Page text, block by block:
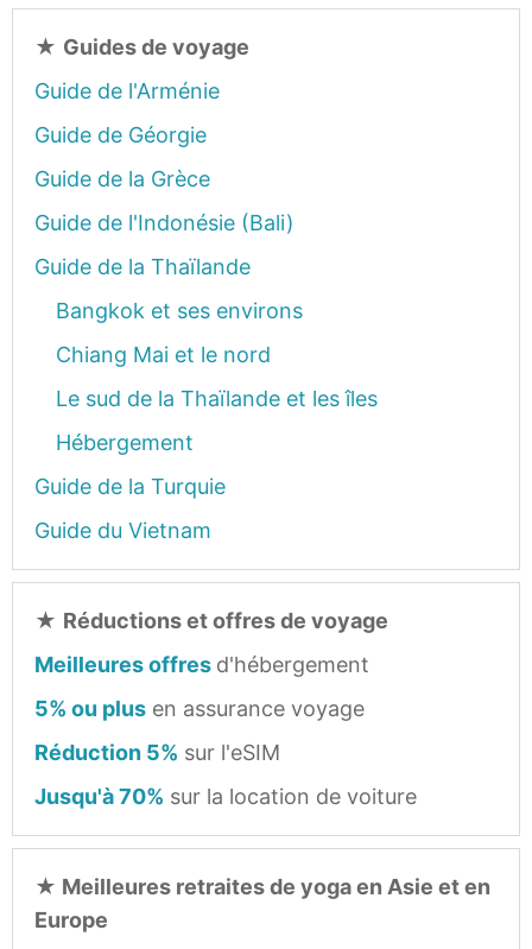
★ Guides de voyage
Guide de l'Arménie
Guide de Géorgie
Guide de la Grèce
Guide de l'Indonésie (Bali)
Guide de la Thaïlande
Bangkok et ses environs
Chiang Mai et le nord
Le sud de la Thaïlande et les îles
Hébergement
Guide de la Turquie
Guide du Vietnam
★ Réductions et offres de voyage
Meilleures offres d'hébergement
5% ou plus en assurance voyage
Réduction 5% sur l'eSIM
Jusqu'à 70% sur la location de voiture
★ Meilleures retraites de yoga en Asie et en
Europe